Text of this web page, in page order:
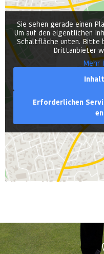
Sie sehen gerade einen
Um auf den eigentlichen
Schaltfläche unten. Bitte
Drittanbieter
Mehr
Erforderlichen